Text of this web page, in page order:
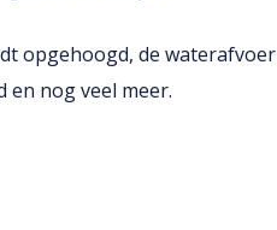
opgehoogd, de waterafvoer
en nog veel meer.